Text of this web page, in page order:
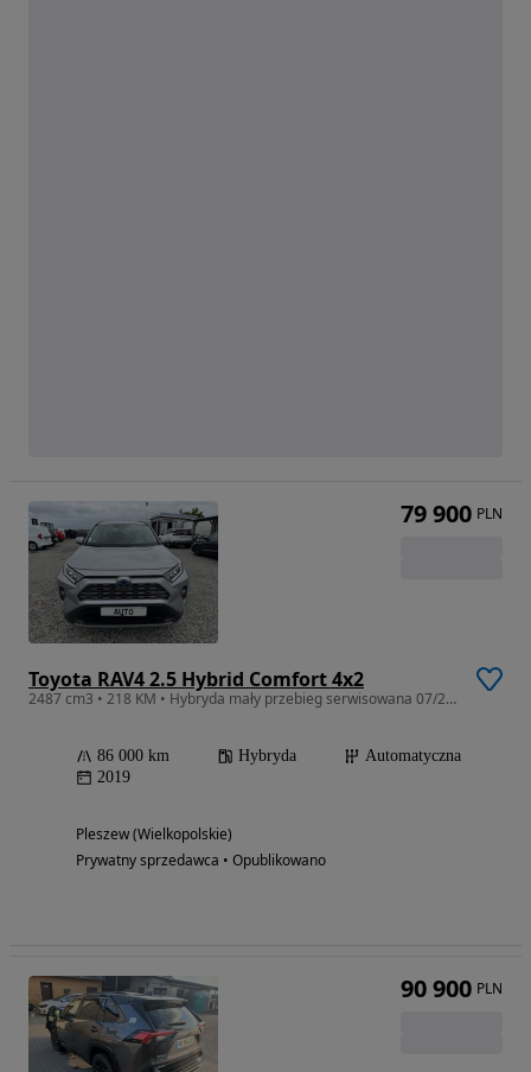
Toyota RAV4 2.5 Hybrid Comfort 4x2
2487 cm3 • 218 KM • Hybryda mały przebieg serwisowana 07/2019
86 000 km Hybryda
Automatyczna
2019
Pleszew (Wielkopolskie)
Prywatny sprzedawca • Opublikowano
79 900 PLN
90 900 PLN